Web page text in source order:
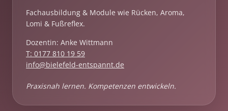
Fachausbildung & Module wie Rücken, Aroma,
Lomi & Fußreflex.
Dozentin: Anke Wittmann
T: 0177 810 19 59
info@bielefeld-entspannt.de
Praxisnah lernen. Kompetenzen entwickeln.